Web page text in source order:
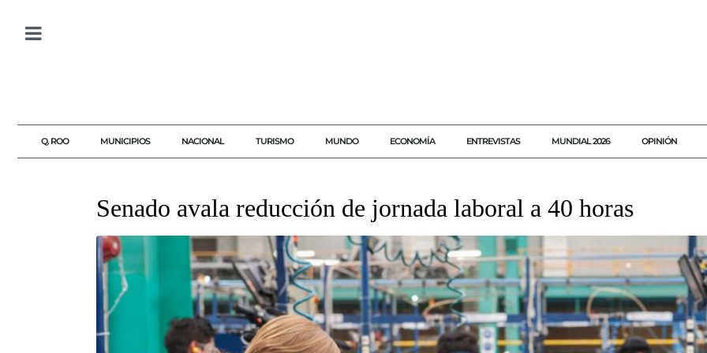
Q. ROO MUNICIPIOS NACIONAL TURISMO MUNDO ECONOMÍA ENTREVISTAS MUNDIAL 2026 OPINIÓN
Senado avala reducción de jornada laboral a 40 horas